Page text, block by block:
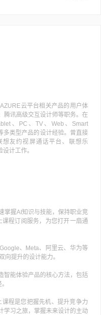
云平台相关产品的用户体
腾讯高级交互设计师等职务。在
、PC、TV、Web、Smart
多类型产品的设计经验。曾直接
友约视屏通话平台、联想乐
计工作。
掌握AI知识与技能，保持职业竞
程订阅服务，为您打开一扇通
、Meta、阿里云、华为等
向提升的设计能力。
智能体验产品的核心方法，包括
程是您把握先机、提升竞争力
学习之旅，掌握未来设计的主动